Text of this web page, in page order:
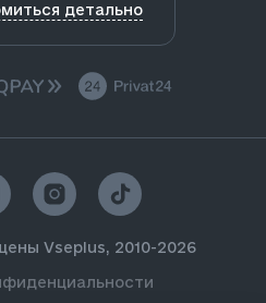
детально
Vseplus, 2010-2026